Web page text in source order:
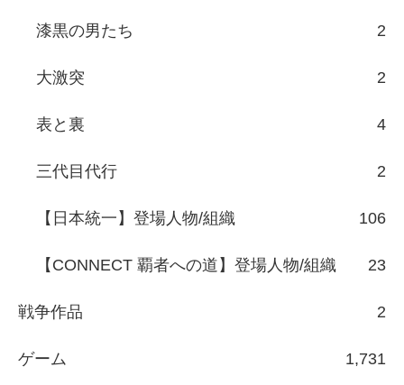
漆黒の男たち 2
大激突 2
表と裏 4
三代目代行 2
【日本統一】登場人物/組織 106
【CONNECT 覇者への道】登場人物/組織 23
戦争作品 2
ゲーム 1,731